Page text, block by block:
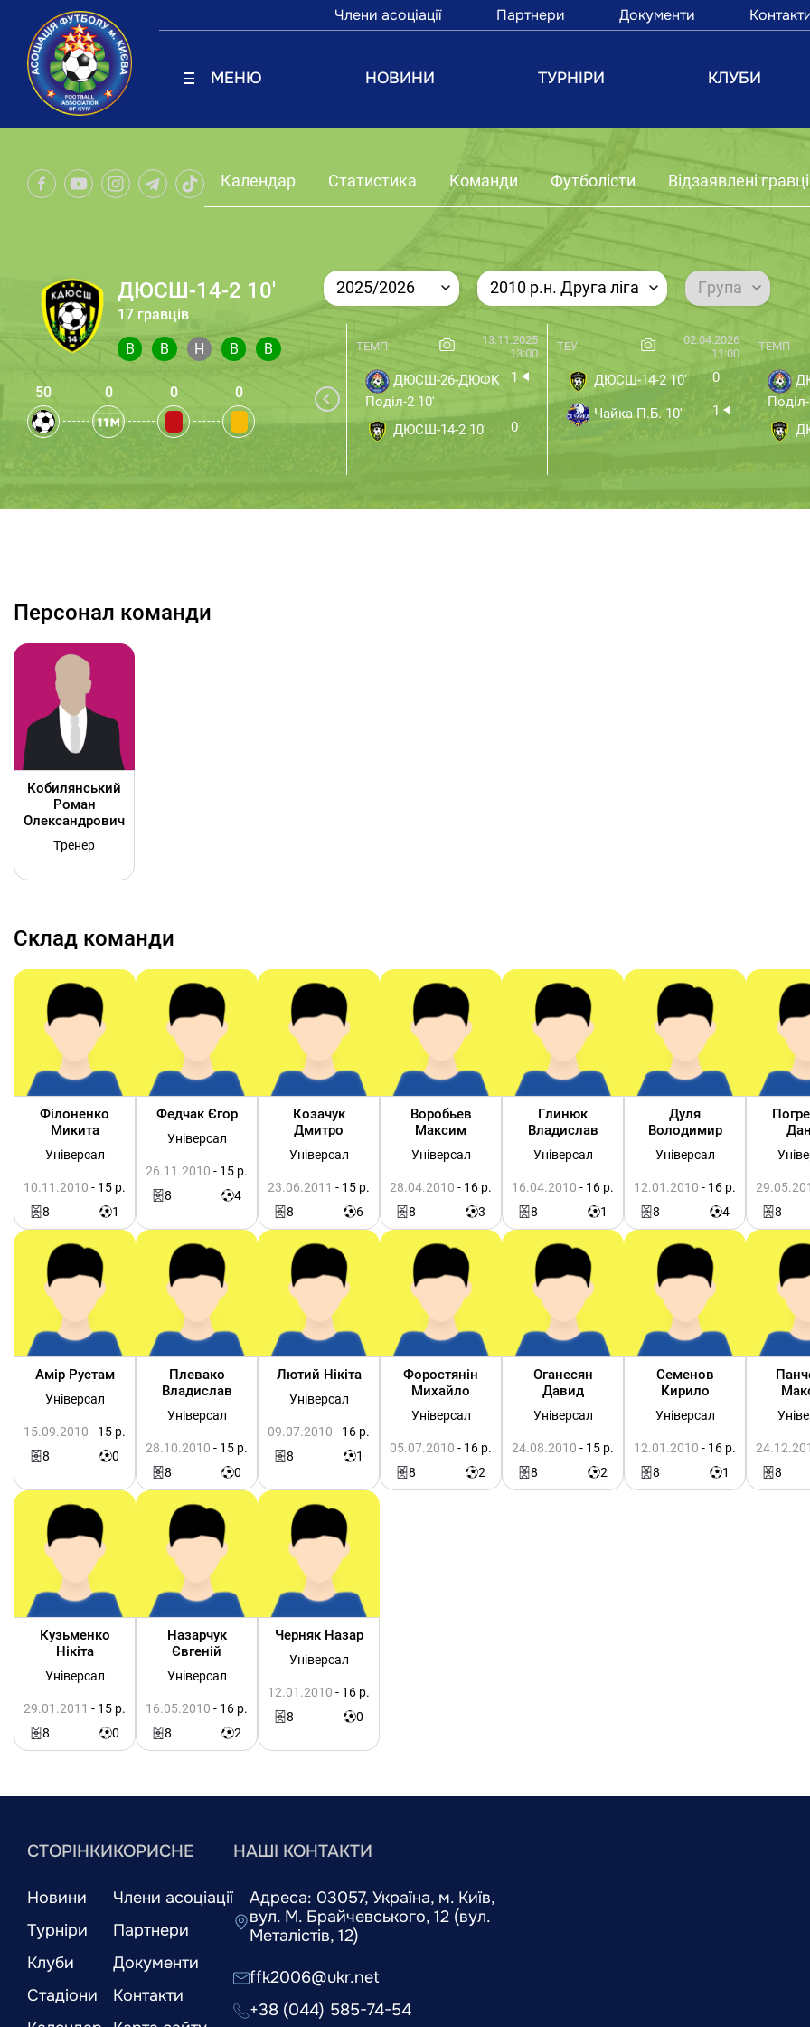
Члени асоціації Партнери Документи
МЕНЮ НОВИНИ ТУРНІРИ КЛУБИ
Календар Статистика Команди Футболісти Відзаявлені гравці
ДЮСШ-14-2 10'
17 гравців
В В Н В В
50 0 0 0
2025/2026 2010 р.н. Друга ліга Група
ТЕМП
13.11.2025
13:00
ДЮСШ-26-ДЮФК
Поділ-2 10'
1
ДЮСШ-14-2 10' 0
ТЕУ
02.04.2026
11:00
ДЮСШ-14-2 10' 0
Чайка П.Б. 10' 1
ТЕМП
Персонал команди
Кобилянський
Роман
Олександрович
Тренер
Склад команди
Філоненко
Микита
Універсал
10.11.2010 - 15 р.
8
1
Федчак Єгор
Універсал
26.11.2010 - 15 р.
8
4
Козачук
Дмитро
Універсал
23.06.2011 - 15 р.
8
6
Воробьев
Максим
Універсал
28.04.2010 - 16 р.
8
3
Глинюк
Владислав
Універсал
16.04.2010 - 16 р.
8
1
Дуля
Володимир
Універсал
12.01.2010 - 16 р.
8
4
8
Амір Рустам
Універсал
15.09.2010 - 15 р.
8
0
Плевако
Владислав
Універсал
28.10.2010 - 15 р.
8
0
Лютий Нікіта
Універсал
09.07.2010 - 16 р.
8
1
Форостянін
Михайло
Універсал
05.07.2010 - 16 р.
8
2
Оганесян
Давид
Універсал
24.08.2010 - 15 р.
8
2
Семенов
Кирило
Універсал
12.01.2010 - 16 р.
8
1
8
Кузьменко
Нікіта
Універсал
29.01.2011 - 15 р.
8
0
Назарчук
Євгеній
Універсал
16.05.2010 - 16 р.
8
2
Черняк Назар
Універсал
12.01.2010 - 16 р.
8
0
СТОРІНКИ
Новини
Турніри
Клуби
Стадіони
КОРИСНЕ
Члени асоціації
Партнери
Документи
Контакти
НАШІ КОНТАКТИ
Адреса: 03057, Україна, м. Київ,
вул. М. Брайчевського, 12 (вул.
Металістів, 12)
ffk2006@ukr.net
+38 (044) 585-74-54